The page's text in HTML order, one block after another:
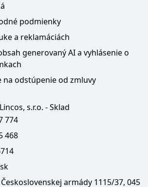
podmienky
a reklamáciách
generovaný AI a vyhlásenie o
na odstúpenie od zmluvy
s.r.o. - Sklad
774
468
Československej armády 1115/37, 045